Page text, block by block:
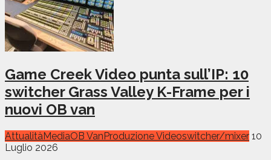
Game Creek Video punta sull’IP: 10
switcher Grass Valley K-Frame per i
nuovi OB van
AttualitàMediaOB Van Produzione Videoswitcher/mixer 10
Luglio 2026